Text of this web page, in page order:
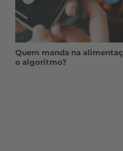
Quem manda na
o algoritmo?